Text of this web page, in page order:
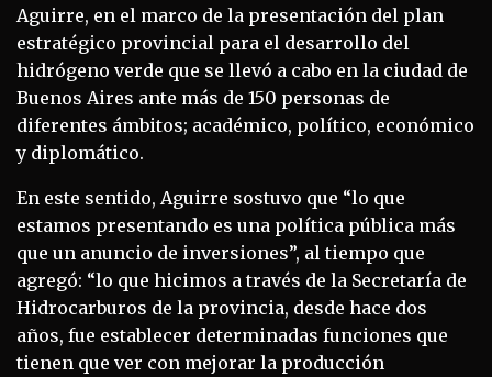
Aguirre, en el marco de la presentación del plan
estratégico provincial para el desarrollo del
hidrógeno verde que se llevó a cabo en la ciudad de
Buenos Aires ante más de 150 personas de
diferentes ámbitos; académico, político, económico
y diplomático.
En este sentido, Aguirre sostuvo que “lo que
estamos presentando es una política pública más
que un anuncio de inversiones”, al tiempo que
agregó: “lo que hicimos a través de la Secretaría de
Hidrocarburos de la provincia, desde hace dos
años, fue establecer determinadas funciones que
tienen que ver con mejorar la producción